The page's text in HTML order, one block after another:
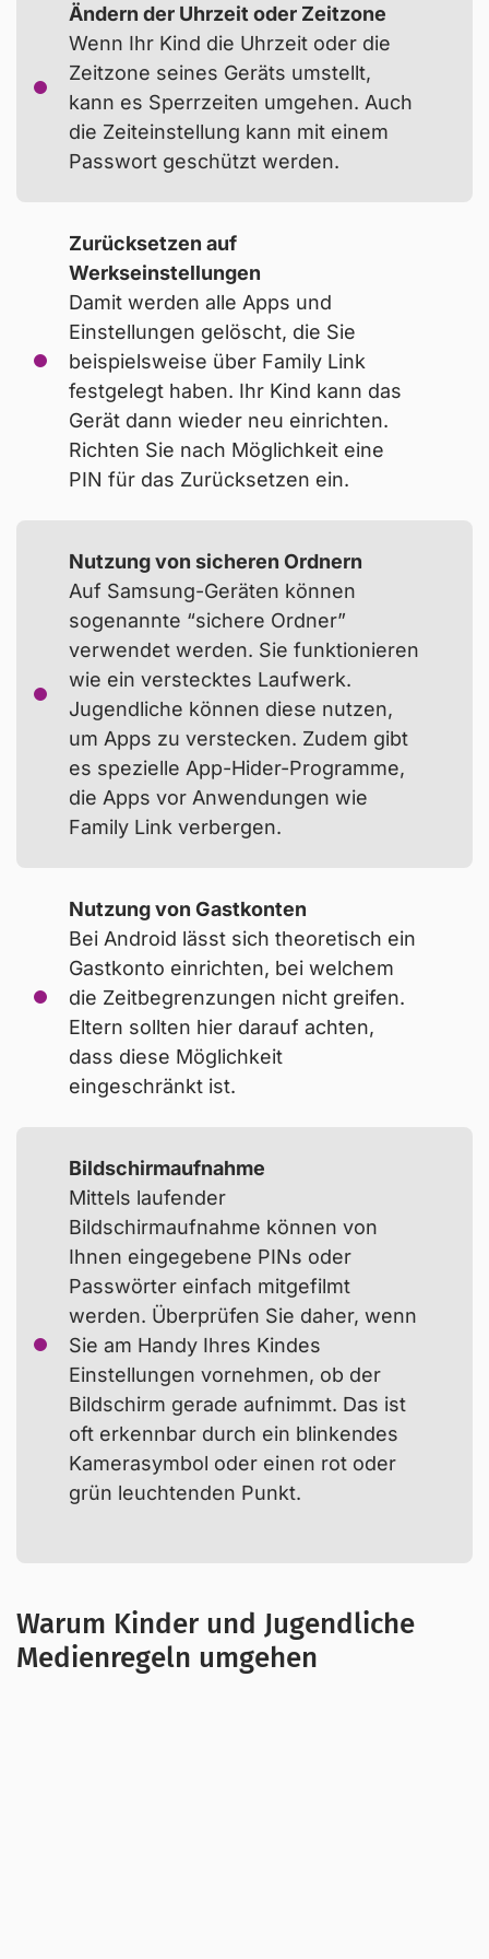
Link”, über die Apple-Familienfreigabe oder mit
“Microsoft Family Safety” können Sie Ihr Handy
mit dem Ihres Kindes verbinden. Als Elternteil
behalten Sie so den Überblick über die
Aktivitäten und Zeit-Limits Ihres Kindes,
während Ihr Nachwuchs ein Benutzerkonto mit
Über Anwendungen wieGoogle Family Link
können Sie einstellen, wie viel Medienzeit Ihr
Kind zur Verfügung haben darf. Dies kann
insgesamt für die Gerätenutzung oder für
einzelne Apps limitiert werden. Auch viele Apps,
beliebte soziale NetzwerkTikTokbietet die
Möglichkeit, die App zu individuell festgelegten
Zeiten zu pausieren. Außerdem können Eltern
Aktivitäten ihres Kindes, wie etwa das
Blockieren eines Accounts, einsehen.
Aber technische Zeitbegrenzungen bieten keine
100%ige Sicherheit. Es kann daher durchaus
möglich sein, dass Ihr Kind die Bildschirmzeit
austrickst.
Viele Jugendliche sind technikaffin und finden
Wege, die Einschränkungen ihrer Eltern zu
umgehen. Das sind häufige Tricks zur
Ändern der Uhrzeit oder Zeitzone
Wenn Ihr Kind die Uhrzeit oder die
Zeitzone seines Geräts umstellt,
kann es Sperrzeiten umgehen. Auch
die Zeiteinstellung kann mit einem
Passwort geschützt werden.
Zurücksetzen auf
Werkseinstellungen
Damit werden alle Apps und
Einstellungen gelöscht, die Sie
beispielsweise über Family Link
festgelegt haben. Ihr Kind kann das
Gerät dann wieder neu einrichten.
Richten Sie nach Möglichkeit eine
PIN für das Zurücksetzen ein.
Nutzung von sicheren Ordnern
Auf Samsung-Geräten können
sogenannte “sichere Ordner”
verwendet werden. Sie funktionieren
wie ein verstecktes Laufwerk.
Jugendliche können diese nutzen,
um Apps zu verstecken. Zudem gibt
es spezielle App-Hider-Programme,
die Apps vor Anwendungen wie
Family Link verbergen.
Nutzung von Gastkonten
Bei Android lässt sich theoretisch ein
Gastkonto einrichten, bei welchem
die Zeitbegrenzungen nicht greifen.
Eltern sollten hier darauf achten,
dass diese Möglichkeit
eingeschränkt ist.
Bildschirmaufnahme
Mittels laufender
Bildschirmaufnahme können von
Ihnen eingegebene PINs oder
Passwörter einfach mitgefilmt
werden. Überprüfen Sie daher, wenn
Sie am Handy Ihres Kindes
Einstellungen vornehmen, ob der
Bildschirm gerade aufnimmt. Das ist
oft erkennbar durch ein blinkendes
Kamerasymbol oder einen rot oder
grün leuchtenden Punkt.
Warum Kinder und Jugendliche
Medienregeln umgehen